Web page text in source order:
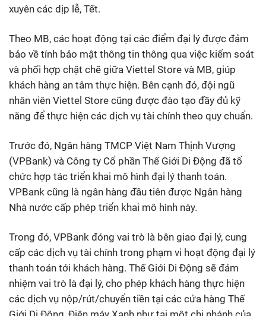
xuyên các dịp lễ, Tết.
Theo MB, các hoạt động tại các điểm đại lý được đảm
bảo về tính bảo mật thông tin thông qua việc kiểm soát
và phối hợp chặt chẽ giữa Viettel Store và MB, giúp
khách hàng an tâm thực hiện. Bên cạnh đó, đội ngũ
nhân viên Viettel Store cũng được đào tạo đầy đủ kỹ
năng để thực hiện các dịch vụ tài chính theo quy chuẩn.
Trước đó, Ngân hàng TMCP Việt Nam Thịnh Vượng
(VPBank) và Công ty Cổ phần Thế Giới Di Động đã tổ
chức hợp tác triển khai mô hình đại lý thanh toán.
VPBank cũng là ngân hàng đầu tiên được Ngân hàng
Nhà nước cấp phép triển khai mô hình này.
Trong đó, VPBank đóng vai trò là bên giao đại lý, cung
cấp các dịch vụ tài chính trong phạm vi hoạt động đại lý
thanh toán tới khách hàng. Thế Giới Di Động sẽ đảm
nhiệm vai trò là đại lý, cho phép khách hàng thực hiện
các dịch vụ nộp/rút/chuyển tiền tại các cửa hàng Thế